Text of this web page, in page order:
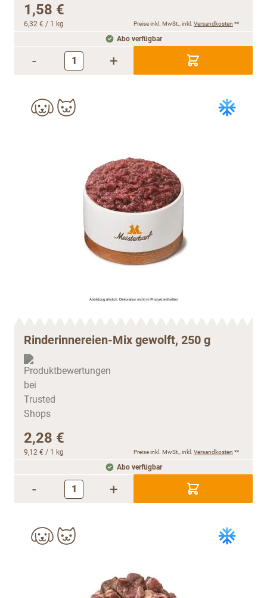
1,58 €
6,32 € / 1 kg Preise inkl. MwSt., inkl. Versandkosten **
Abo verfügbar
- +
Rinderinnereien-Mix gewolft, 250 g
2,28 €
9,12 € / 1 kg Preise inkl. MwSt., inkl. Versandkosten **
Abo verfügbar
- +